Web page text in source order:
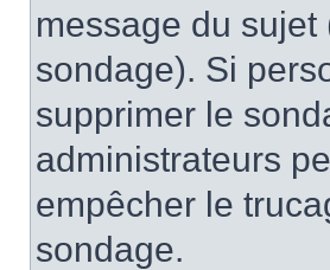
message du sujet
sondage). Si
supprimer le
administrateurs
empêcher le
sondage.